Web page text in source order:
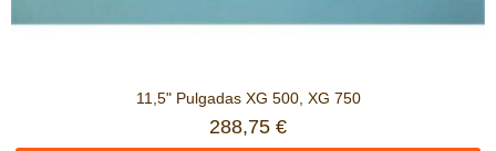
11,5" Pulgadas XG 500, XG 750
288,75 €